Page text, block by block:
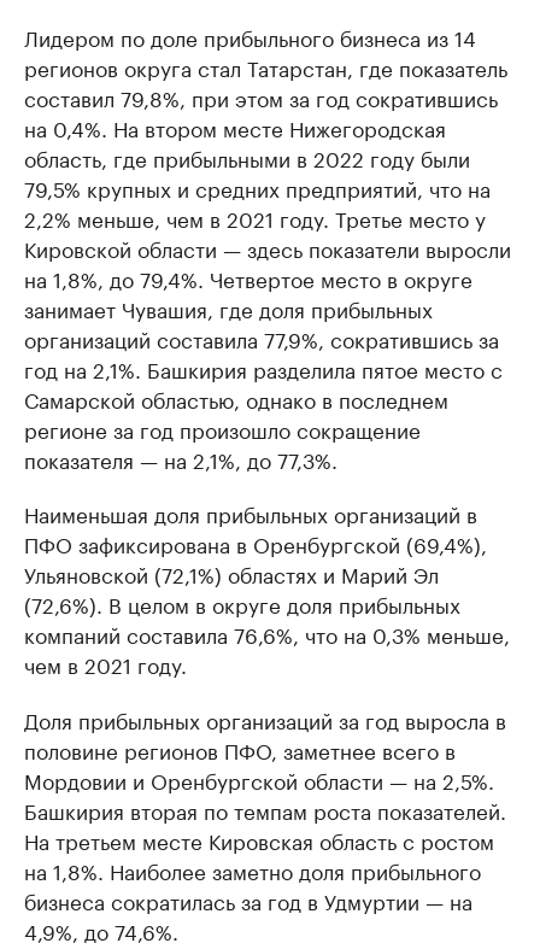
Лидером по доле прибыльного бизнеса из 14
регионов округа стал Татарстан, где показатель
составил 79,8%, при этом за год сократившись
на 0,4%. На втором месте Нижегородская
область, где прибыльными в 2022 году были
79,5% крупных и средних предприятий, что на
2,2% меньше, чем в 2021 году. Третье место у
Кировской области — здесь показатели выросли
на 1,8%, до 79,4%. Четвертое место в округе
занимает Чувашия, где доля прибыльных
организаций составила 77,9%, сократившись за
год на 2,1%. Башкирия разделила пятое место с
Самарской областью, однако в последнем
регионе за год произошло сокращение
показателя — на 2,1%, до 77,3%.
Наименьшая доля прибыльных организаций в
ПФО зафиксирована в Оренбургской (69,4%),
Ульяновской (72,1%) областях и Марий Эл
(72,6%). В целом в округе доля прибыльных
компаний составила 76,6%, что на 0,3% меньше,
чем в 2021 году.
Доля прибыльных организаций за год выросла в
половине регионов ПФО, заметнее всего в
Мордовии и Оренбургской области — на 2,5%.
Башкирия вторая по темпам роста показателей.
На третьем месте Кировская область с ростом
на 1,8%. Наиболее заметно доля прибыльного
бизнеса сократилась за год в Удмуртии — на
4,9%, до 74,6%.